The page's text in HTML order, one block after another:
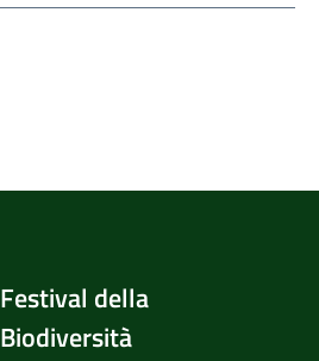
Festival della
Biodiversità